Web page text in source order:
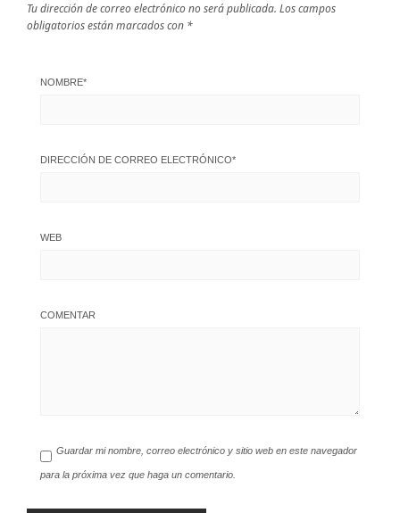
Tu dirección de correo electrónico no será publicada. Los campos
obligatorios están marcados con *
NOMBRE*
DIRECCIÓN DE CORREO ELECTRÓNICO*
WEB
COMENTAR
Guardar mi nombre, correo electrónico y sitio web en este navegador
para la próxima vez que haga un comentario.